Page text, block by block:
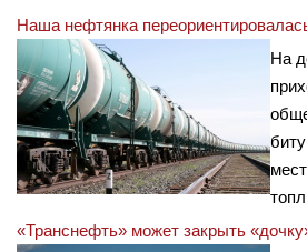
Наша нефтянка
На
«Транснефть» может закрыть